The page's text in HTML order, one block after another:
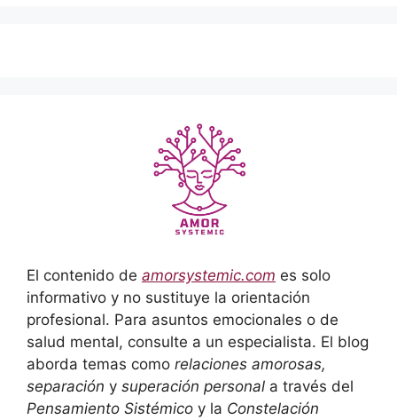
El contenido de amorsystemic.com es solo
informativo y no sustituye la orientación
profesional. Para asuntos emocionales o de
salud mental, consulte a un especialista. El blog
aborda temas como relaciones amorosas,
separación y superación personal a través del
Pensamiento Sistémico y la Constelación